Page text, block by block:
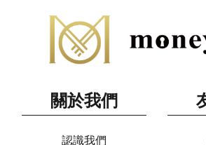
關於我們
認識我們